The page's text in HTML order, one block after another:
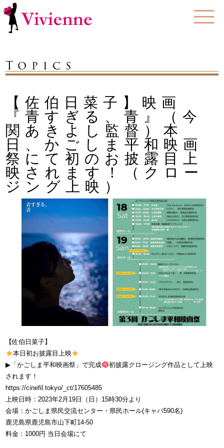
Topics
【佐伯日菜子】映画
『青すぎる、青』（今
関あきよし監督）本
日、かごしま平和映画
祭にて初のお披露目上
映されます！（クロー
ジング上映）
【佐伯日菜子】
本日初お披露目上映
▶︎「かごしま平和映画祭」で完成
初披露クロージング作品として上映
されます！
https://cinefil.tokyo/_ct/17605485
上映日時：2023年2月19日（日）15時30分より
会場：かごしま県民交流センター・県民ホール(キャパ590名)
鹿児島県鹿児島市山下町14‐50
料金：1000円 当日会場にて